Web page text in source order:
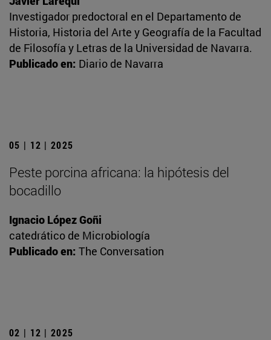
Investigador predoctoral en el Departamento de
Historia, Historia del Arte y Geografía de la Facultad
de Filosofía y Letras de la Universidad de Navarra.
Publicado en: Diario de Navarra
05 | 12 | 2025
Peste porcina africana: la hipótesis del
bocadillo
Ignacio López Goñi
catedrático de Microbiología
Publicado en: The Conversation
02 | 12 | 2025